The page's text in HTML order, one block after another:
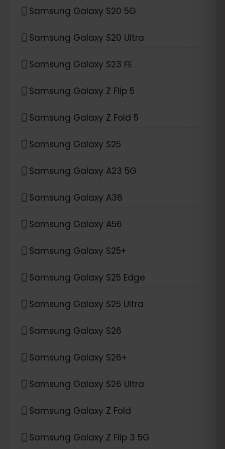
Samsung Galaxy S20 5G
Samsung Galaxy S20 Ultra
Samsung Galaxy S23 FE
Samsung Galaxy Z Flip 5
Samsung Galaxy Z Fold 5
Samsung Galaxy S25
Samsung Galaxy A23 5G
Samsung Galaxy A36
Samsung Galaxy A56
Samsung Galaxy S25+
Samsung Galaxy S25 Edge
Samsung Galaxy S25 Ultra
Samsung Galaxy S26
Samsung Galaxy S26+
Samsung Galaxy S26 Ultra
Samsung Galaxy Z Fold
Samsung Galaxy Z Flip 3 5G